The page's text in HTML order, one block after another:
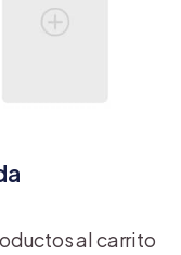
al carrito